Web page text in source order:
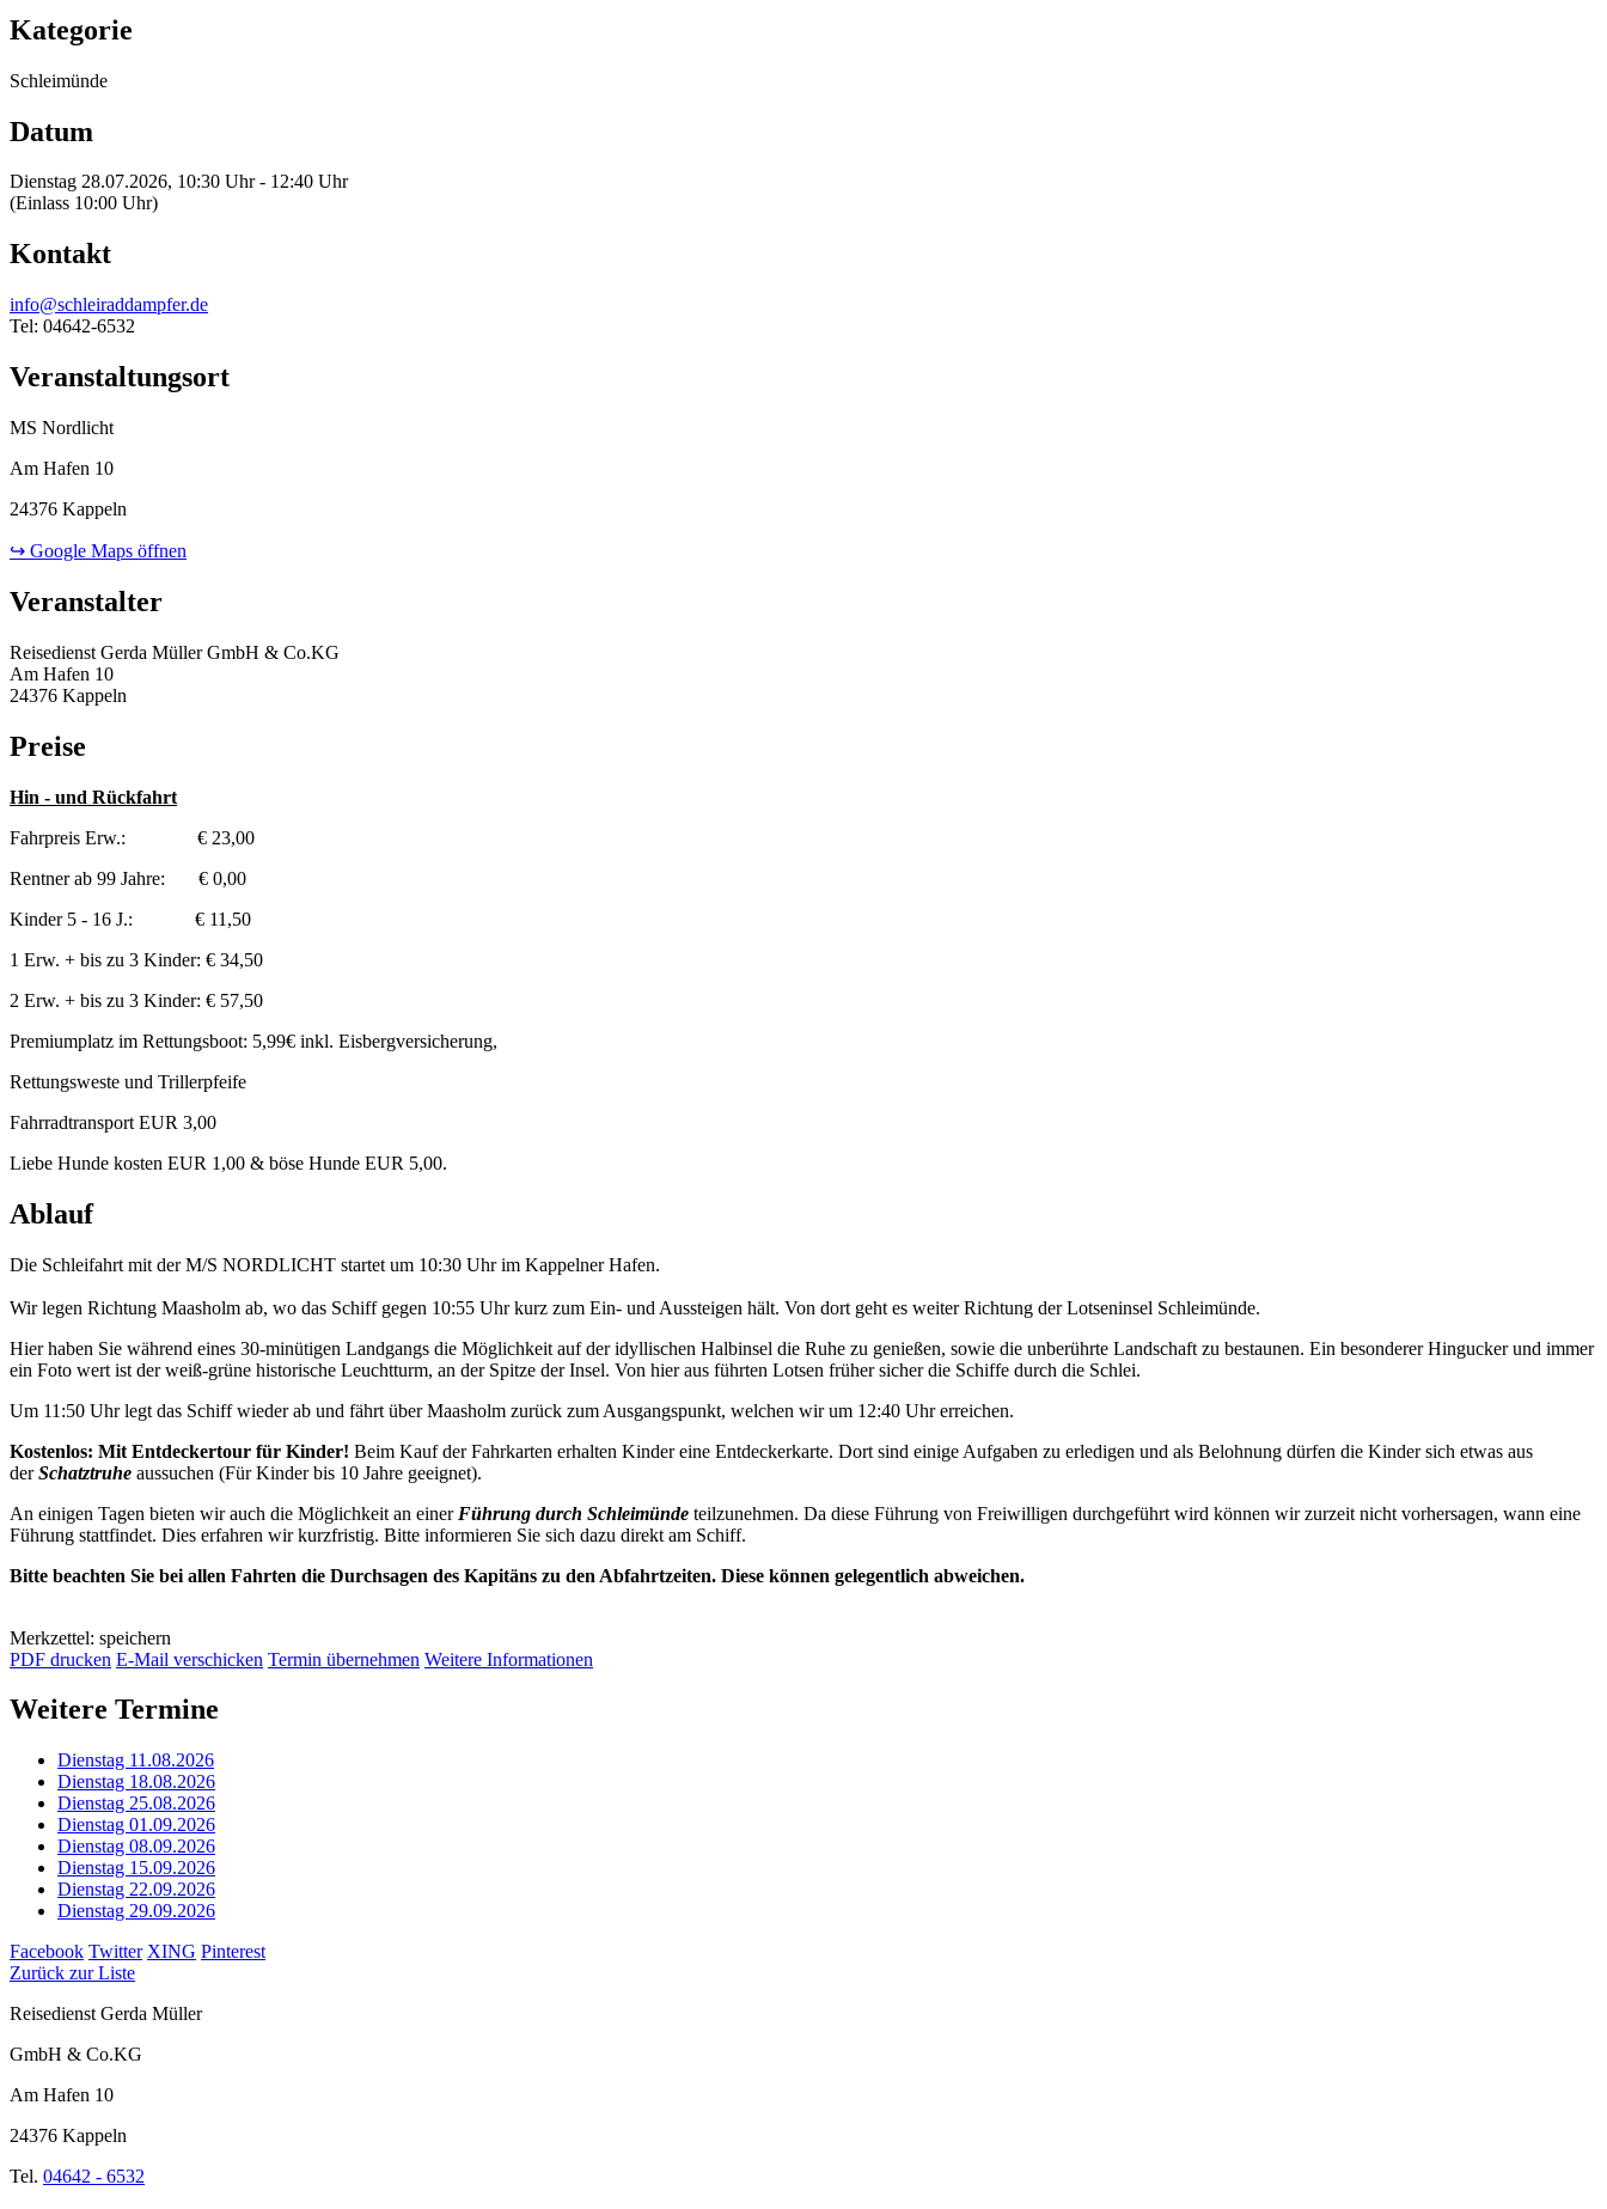
Kategorie
Schleimünde
Datum
Dienstag 28.07.2026, 10:30 Uhr - 12:40 Uhr
(Einlass 10:00 Uhr)
Kontakt
info@schleiraddampfer.de
Tel: 04642-6532
Veranstaltungsort
MS Nordlicht
Am Hafen 10
24376 Kappeln
↪ Google Maps öffnen
Veranstalter
Reisedienst Gerda Müller GmbH & Co.KG
Am Hafen 10
24376 Kappeln
Preise
Hin - und Rückfahrt
Fahrpreis Erw.: € 23,00
Rentner ab 99 Jahre: € 0,00
Kinder 5 - 16 J.: € 11,50
1 Erw. + bis zu 3 Kinder: € 34,50
2 Erw. + bis zu 3 Kinder: € 57,50
Premiumplatz im Rettungsboot: 5,99€ inkl. Eisbergversicherung,
Rettungsweste und Trillerpfeife
Fahrradtransport EUR 3,00
Liebe Hunde kosten EUR 1,00 & böse Hunde EUR 5,00.
Ablauf
Die Schleifahrt mit der M/S NORDLICHT startet um 10:30 Uhr im Kappelner Hafen.
Wir legen Richtung Maasholm ab, wo das Schiff gegen 10:55 Uhr kurz zum Ein- und Aussteigen hält. Von dort geht es weiter Richtung der Lotseninsel Schleimünde.
Hier haben Sie während eines 30-minütigen Landgangs die Möglichkeit auf der idyllischen Halbinsel die Ruhe zu genießen, sowie die unberührte Landschaft zu bestaunen. Ein besonderer Hingucker und immer
ein Foto wert ist der weiß-grüne historische Leuchtturm, an der Spitze der Insel. Von hier aus führten Lotsen früher sicher die Schiffe durch die Schlei.
Um 11:50 Uhr legt das Schiff wieder ab und fährt über Maasholm zurück zum Ausgangspunkt, welchen wir um 12:40 Uhr erreichen.
Kostenlos: Mit Entdeckertour für Kinder! Beim Kauf der Fahrkarten erhalten Kinder eine Entdeckerkarte. Dort sind einige Aufgaben zu erledigen und als Belohnung dürfen die Kinder sich etwas aus
derSchatztruhe aussuchen (Für Kinder bis 10 Jahre geeignet).
An einigen Tagen bieten wir auch die Möglichkeit an einer Führung durch Schleimünde teilzunehmen. Da diese Führung von Freiwilligen durchgeführt wird können wir zurzeit nicht vorhersagen, wann eine
Führung stattfindet. Dies erfahren wir kurzfristig. Bitte informieren Sie sich dazu direkt am Schiff.
Bitte beachten Sie bei allen Fahrten die Durchsagen des Kapitäns zu den Abfahrtzeiten. Diese können gelegentlich abweichen.
Merkzettel: speichern
PDF drucken E-Mail verschicken Termin übernehmen Weitere Informationen
Weitere Termine
Dienstag 11.08.2026
Dienstag 18.08.2026
Dienstag 25.08.2026
Dienstag 01.09.2026
Dienstag 08.09.2026
Dienstag 15.09.2026
Dienstag 22.09.2026
Dienstag 29.09.2026
Facebook Twitter XING Pinterest
Zurück zur Liste
Reisedienst Gerda Müller
GmbH & Co.KG
Am Hafen 10
24376 Kappeln
Tel. 04642 - 6532